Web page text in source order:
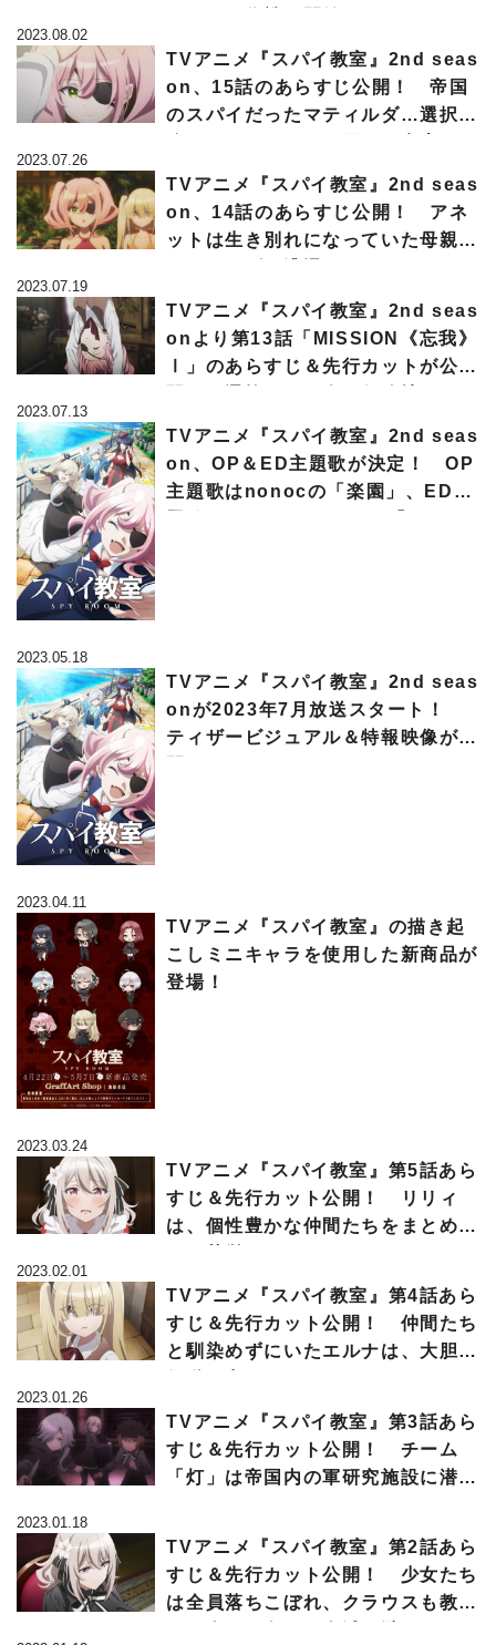
2023.08.02
TVアニメ『スパイ教室』2nd seas
on、15話のあらすじ公開！ 帝国
のスパイだったマティルダ…選択を
2023.07.26
TVアニメ『スパイ教室』2nd seas
on、14話のあらすじ公開！ アネ
ットは生き別れになっていた母親・
2023.07.19
TVアニメ『スパイ教室』2nd seas
onより第13話「MISSION《忘我》
Ⅰ」のあらすじ＆先行カットが公
2023.07.13
TVアニメ『スパイ教室』2nd seas
on、OP＆ED主題歌が決定！ OP
主題歌はnonocの「楽園」、ED主
2023.05.18
TVアニメ『スパイ教室』2nd seas
onが2023年7月放送スタート！
ティザービジュアル＆特報映像が公
2023.04.11
TVアニメ『スパイ教室』の描き起
こしミニキャラを使用した新商品が
登場！
2023.03.24
TVアニメ『スパイ教室』第5話あら
すじ＆先行カット公開！ リリィ
は、個性豊かな仲間たちをまとめる
2023.02.01
TVアニメ『スパイ教室』第4話あら
すじ＆先行カット公開！ 仲間たち
と馴染めずにいたエルナは、大胆な
2023.01.26
TVアニメ『スパイ教室』第3話あら
すじ＆先行カット公開！ チーム
「灯」は帝国内の軍研究施設に潜入
2023.01.18
TVアニメ『スパイ教室』第2話あら
すじ＆先行カット公開！ 少女たち
は全員落ちこぼれ、クラウスも教師